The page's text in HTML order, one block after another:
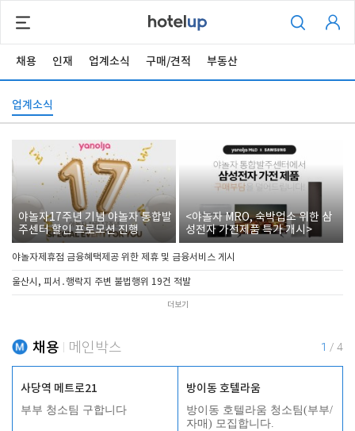
채용 인재 업계소식 구매/견적 부동산
업계소식
야놀자17주년 기념 야놀자 통합발
주센터 할인 프로모션 진행
<야놀자 MRO, 숙박업소 위한 삼
성전자 가전제품 특가 개시>
야놀자제휴점 금융혜택제공 위한 제휴 및 금융서비스 게시
울산시, 피서․행락지 주변 불법행위 19건 적발
더보기
채용 메인박스 1 / 4
사당역 메트로21
부부 청소팀 구합니다
방이동 호텔라움
방이동 호텔라움 청소팀(부부/
자매) 모집합니다.